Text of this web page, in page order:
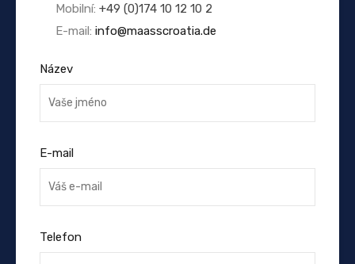
Mobilní: +49 (0)174 10 12 10 2
E-mail: info@maasscroatia.de
Název
E-mail
Telefon